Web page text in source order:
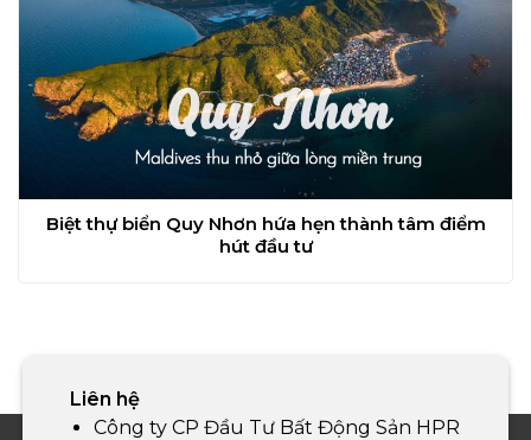
Biệt thự biển Quy Nhơn hứa hẹn thành tâm điểm
hút đầu tư
Liên hệ
Công ty CP Đầu Tư Bất Động Sản HPR